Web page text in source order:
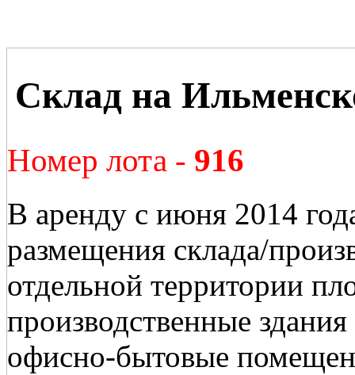
Склад на
Номер лота - 916
В аренду с июня 2014
размещения склада/
отдельной территории
производственные
офисно-бытовые